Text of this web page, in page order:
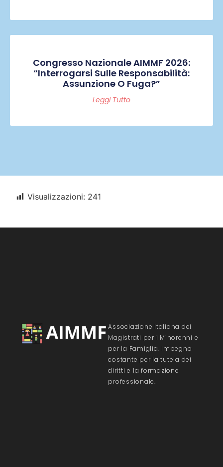
Congresso Nazionale AIMMF 2026:
“Interrogarsi Sulle Responsabilità:
Assunzione O Fuga?”
Leggi Tutto
Visualizzazioni: 241
Associazione Italiana dei
Magistrati per i Minorenni e
per la Famiglia. Impegno
costante per la tutela dei
diritti e la formazione
professionale.